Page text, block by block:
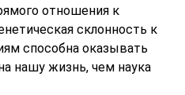
отношения к
склонность к
способна оказывать
нашу жизнь, чем наука